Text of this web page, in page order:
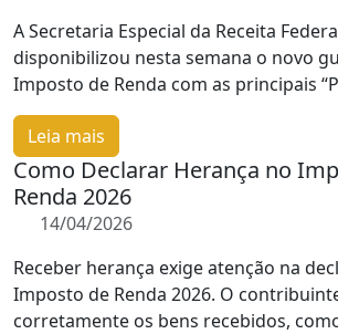
A Secretaria Especial da Receita
disponibilizou nesta semana o novo
Imposto de Renda com as principais
Leia mais
Como Declarar Herança no
Renda 2026
14/04/2026
Receber herança exige atenção na
Imposto de Renda 2026. O
corretamente os bens recebidos,